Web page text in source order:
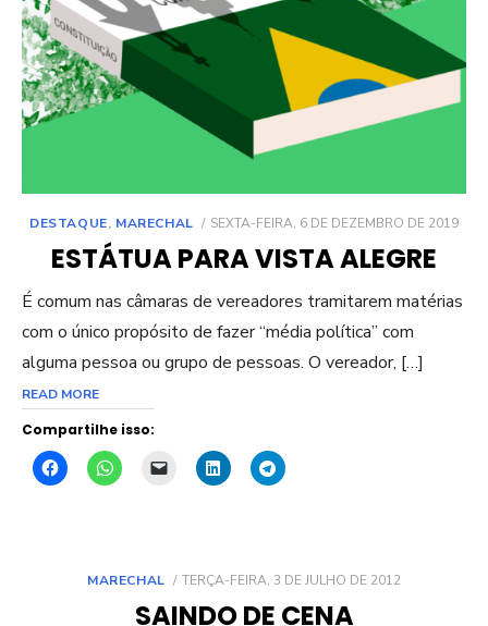
DESTAQUE, MARECHAL
POSTED
SEXTA-FEIRA, 6 DE DEZEMBRO DE 2019
ESTÁTUA PARA VISTA ALEGRE
É comum nas câmaras de vereadores tramitarem matérias
com o único propósito de fazer “média política” com
alguma pessoa ou grupo de pessoas. O vereador, […]
READ MORE
Compartilhe isso:
MARECHAL
POSTED
TERÇA-FEIRA, 3 DE JULHO DE 2012
SAINDO DE CENA